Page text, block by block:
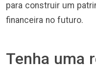
para construir um
financeira no futuro.
Tenha uma